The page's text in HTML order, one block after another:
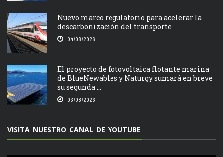
Nuevo marco regulatorio para acelerar la
descarbonización del transporte
04/08/2026
El proyecto de fotovoltaica flotante marina
de BlueNewables y Naturgy sumará en breve
su segunda ...
03/08/2026
VISITA NUESTRO CANAL DE YOUTUBE